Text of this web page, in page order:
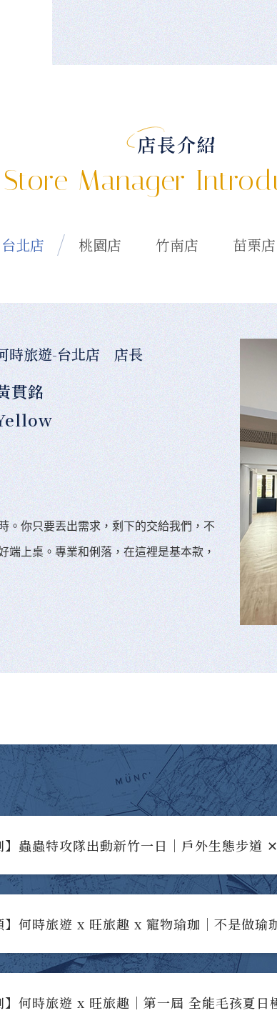
店長介紹
Store Manager
時旅遊-台北店 店長
貫銘
Yellow
你只要丟出需求，剩下的交給我們，不
端上桌。專業和俐落，在這裡是基本款，